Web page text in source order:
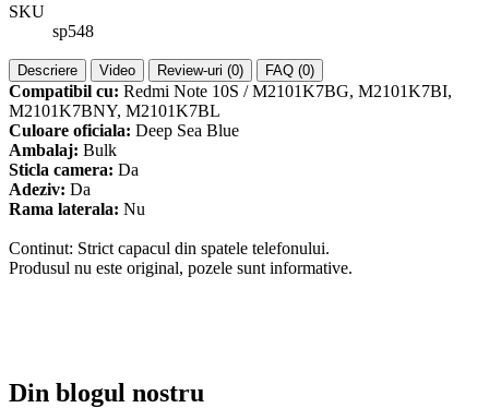
SKU
sp548
Descriere Video Review-uri (0) FAQ (0)
Compatibil cu: Redmi Note 10S / M2101K7BG, M2101K7BI,
M2101K7BNY, M2101K7BL
Culoare oficiala: Deep Sea Blue
Ambalaj: Bulk
Sticla camera: Da
Adeziv: Da
Rama laterala: Nu
Continut: Strict capacul din spatele telefonului.
Produsul nu este original, pozele sunt informative.
Din blogul nostru